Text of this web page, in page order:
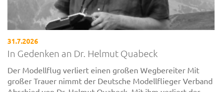
31.7.2026
In Gedenken an Dr. Helmut Quabeck
Der Modellflug verliert einen großen Wegbereiter Mit
großer Trauer nimmt der Deutsche Modellflieger Verband